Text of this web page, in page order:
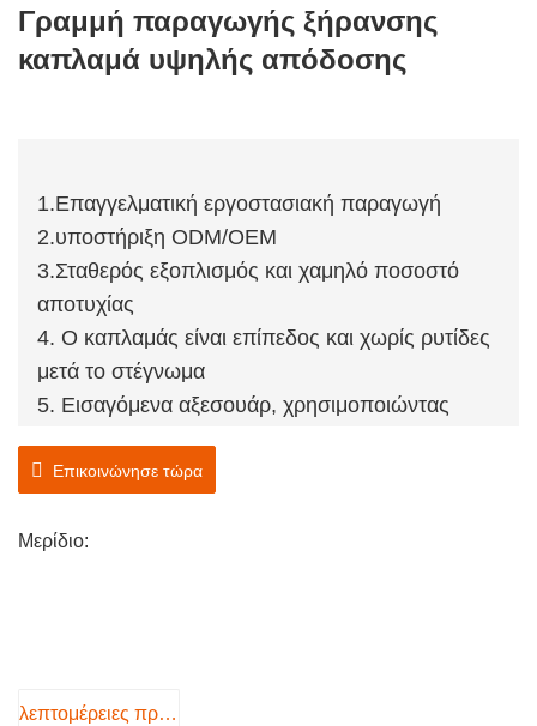
καπλαμά θερμικής θερμότητας λαδιού
ξήρανσης καπλαμά υψηλής απόδοσης
Γραμμή παραγωγής ξήρανσης
καπλαμά υψηλής απόδοσης
1.Επαγγελματική εργοστασιακή παραγωγή
2.υποστήριξη ODM/OEM
3.Σταθερός εξοπλισμός και χαμηλό ποσοστό
αποτυχίας
4. Ο καπλαμάς είναι επίπεδος και χωρίς ρυτίδες
μετά το στέγνωμα
5. Εισαγόμενα αξεσουάρ, χρησιμοποιώντας
6.Εξοικονόμηση ενέργειας και εξοικονόμηση
αξονικής ροής, η ισχύς ολόκληρου του
Επικοινώνησε τώρα
Μερίδιο:
λεπτομέρειες προιόντος